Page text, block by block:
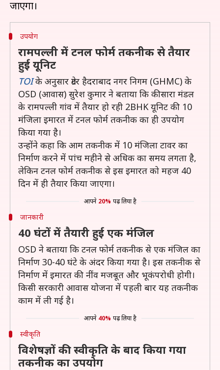
उपयोग
रामपल्ली में टनल फोर्म तकनीक से तैयार
हुई यूनिट
TOIके अनुसार ग्रेटर हैदराबाद नगर निगम (GHMC) के
OSD (आवास) सुरेश कुमार ने बताया कि कीसारा मंडल
के रामपल्ली गांव में तैयार हो रही 2BHK यूनिट की 10
मंजिला इमारत में टनल फोर्म तकनीक का ही उपयोग
किया गया है।
उन्होंने कहा कि आम तकनीक में 10 मंजिला टावर का
निर्माण करने में पांच महीने से अधिक का समय लगता है,
लेकिन टनल फोर्म तकनीक से इस इमारत को महज 40
दिन में ही तैयार किया जाएगा।
आपने 20% पढ़ लिया है
जानकारी
40 घंटों में तैयारी हुई एक मंजिल
OSD ने बताया कि टनल फोर्म तकनीक से एक मंजिल का
निर्माण 30-40 घंटे के अंदर किया गया है। इस तकनीक से
निर्माण में इमारत की नींव मजबूत और भूकंपरोधी होगी।
किसी सरकारी आवास योजना में पहली बार यह तकनीक
काम में ली गई है।
आपने 40% पढ़ लिया है
स्वीकृति
विशेषज्ञों की स्वीकृति के बाद किया गया
तकनीक का उपयोग